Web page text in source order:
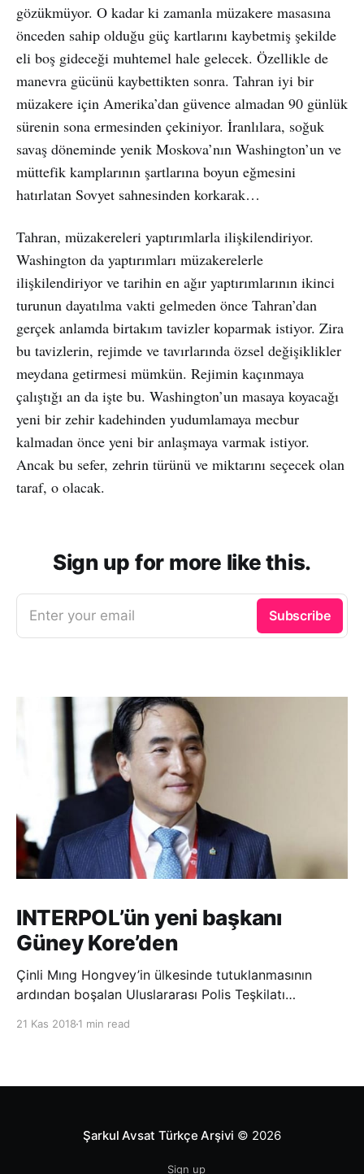
gözükmüyor. O kadar ki zamanla müzakere masasına
önceden sahip olduğu güç kartlarını kaybetmiş şekilde
eli boş gideceği muhtemel hale gelecek. Özellikle de
manevra gücünü kaybettikten sonra. Tahran iyi bir
müzakere için Amerika’dan güvence almadan 90 günlük
sürenin sona ermesinden çekiniyor. İranlılara, soğuk
savaş döneminde yenik Moskova’nın Washington’un ve
müttefik kamplarının şartlarına boyun eğmesini
hatırlatan Sovyet sahnesinden korkarak…
Tahran, müzakereleri yaptırımlarla ilişkilendiriyor.
Washington da yaptırımları müzakerelerle
ilişkilendiriyor ve tarihin en ağır yaptırımlarının ikinci
turunun dayatılma vakti gelmeden önce Tahran’dan
gerçek anlamda birtakım tavizler koparmak istiyor. Zira
bu tavizlerin, rejimde ve tavırlarında özsel değişiklikler
meydana getirmesi mümkün. Rejimin kaçınmaya
çalıştığı an da işte bu. Washington’un masaya koyacağı
yeni bir zehir kadehinden yudumlamaya mecbur
kalmadan önce yeni bir anlaşmaya varmak istiyor.
Ancak bu sefer, zehrin türünü ve miktarını seçecek olan
taraf, o olacak.
Sign up for more like this.
Enter your email Subscribe
INTERPOL’ün yeni başkanı
Güney Kore’den
Çinli Mıng Hongvey’in ülkesinde tutuklanmasının
ardından boşalan Uluslararası Polis Teşkilatı
21 Kas 2018 1 min read
Şarkul Avsat Türkçe Arşivi © 2026
Sign up